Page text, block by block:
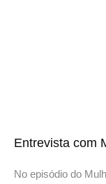
Entrevista com
No episódio do